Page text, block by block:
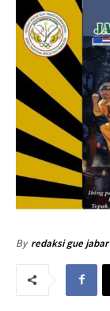
By redaksi gue jabar